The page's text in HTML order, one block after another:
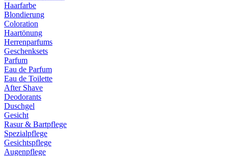
Haarfarbe
Blondierung
Coloration
Haartönung
Herrenparfums
Geschenksets
Parfum
Eau de Parfum
Eau de Toilette
After Shave
Deodorants
Duschgel
Gesicht
Rasur & Bartpflege
Spezialpflege
Gesichtspflege
Augenpflege